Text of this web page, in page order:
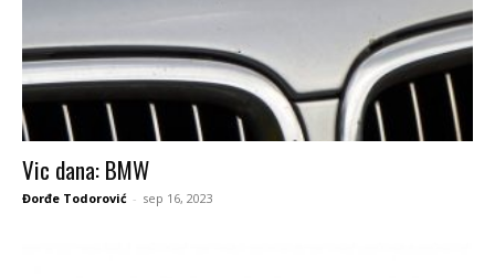
Vic dana: BMW
Đorđe Todorović - sep 16, 2023